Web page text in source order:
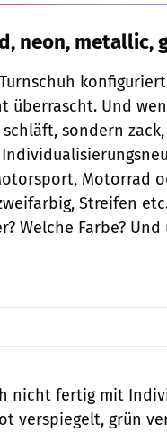
neon, metallic,
überrascht. Und
sondern
Motorrad
Streifen
Welche Farbe?
nicht fertig mit
verspiegelt, grün